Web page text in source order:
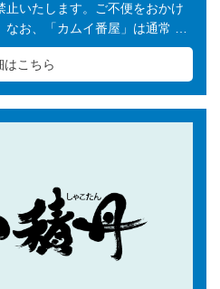
止いたします。ご不便をおかけ
なお、「カムイ番屋」は通常 …
はこちら